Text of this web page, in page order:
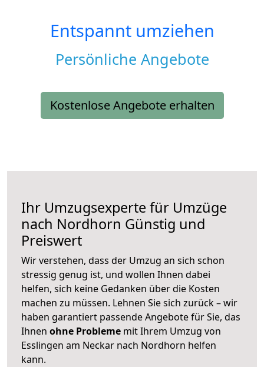
Entspannt umziehen
Persönliche Angebote
Kostenlose Angebote erhalten
Ihr Umzugsexperte für Umzüge
nach Nordhorn Günstig und
Preiswert
Wir verstehen, dass der Umzug an sich schon
stressig genug ist, und wollen Ihnen dabei
helfen, sich keine Gedanken über die Kosten
machen zu müssen. Lehnen Sie sich zurück – wir
haben garantiert passende Angebote für Sie, das
Ihnen ohne Probleme mit Ihrem Umzug von
Esslingen am Neckar nach Nordhorn helfen
kann.